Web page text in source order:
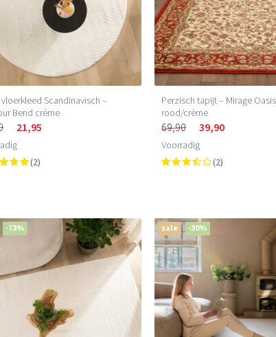
Scandinavisch –
Bend crème
21,95
(2)
Perzisch tapijt – Mirage Oasis
rood/crème
69,90 39,90
Voorradig
(2)
-73% sale -30%